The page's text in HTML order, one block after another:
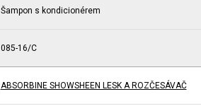
Šampon s kondicionérem
085-16/C
ABSORBINE SHOWSHEEN LESK A ROZČESÁVAČ